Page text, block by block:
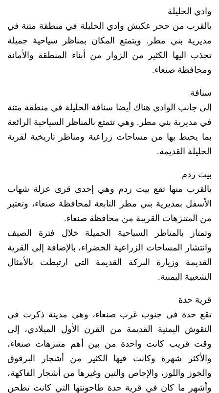
وادي الحليلة
بالقرب من حجر عكيش وادي الحليلة في منطقة متنة في
مديرية بني مطر. ويتمتع المكان بمناظر سياحية جميلة
تجذب اليها الكثير من الزوار من أبناء المنطقة والأمانة
ومحافظة صنعاء.
سنافة
إلى جانب الوادي هناك أيضا سنافة الحليلة في منطقة متنة
في مديرية بني مطر. وهي تتمتع بالمناظر السياحية الرائعة
بما يحيط بها من مساحات زراعية ومناظر تاريخية لقرية
الحليلة القديمة.
بيت ردم
بالقرب منها تقع بيت ردم وهي إحدى قرى عزلة شهاب
الأسفل بمديرية بني مطر التابعة لمحافظة صنعاء، وتعتبر
من المتنزهات القريبة من محافظة صنعاء.
وتمتاز بالمناظر السياحية الجميلة خلال فترة الصيف
وانتشار المساحات الزراعية الخضراء، بالإضافة إلى القرية
القديمة وزيارة البركة القديمة التي ارتبطت بالأمثال
الشعبية اليمنية.
قرية حدة
تقع حدة في جنوب غرب صنعاء، وهي مدينة ذكرت في
النقوش اليمنية القديمة من القرن الأول الميلادي، إلى
وقت قريب كانت واحدة من بين أهم متنزهات صنعاء،
والأكثر شهرة وكانت فيها الكثير من أشجار البرقوق
والجوز واللوز، والإجاص والتين وغيرها من أشجار الفاكهة،
وأشهر ما كان في قرية حدة طاحونتها التي كانت تطحن